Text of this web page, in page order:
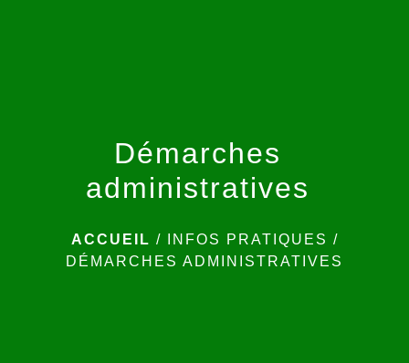
Démarches
administratives
ACCUEIL / INFOS PRATIQUES /
DÉMARCHES ADMINISTRATIVES